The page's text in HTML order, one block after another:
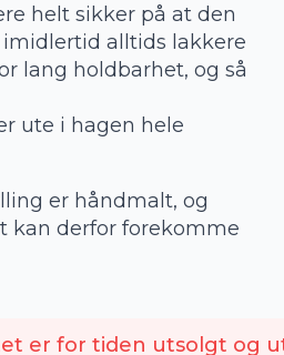
helt sikker på at den
alltids lakkere
lang holdbarhet, og så
ute i hagen hele
er håndmalt, og
kan derfor forekomme
er for tiden utsolgt og